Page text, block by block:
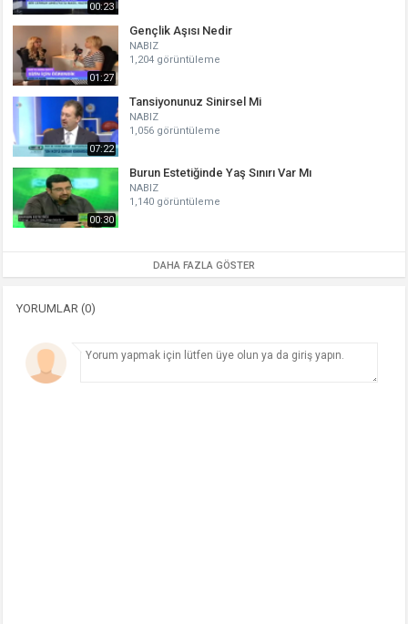
00:23
01:27
Gençlik Aşısı Nedir
NABIZ
1,204 görüntüleme
07:22
Tansiyonunuz Sinirsel Mi
NABIZ
1,056 görüntüleme
00:30
Burun Estetiğinde Yaş Sınırı Var Mı
NABIZ
1,140 görüntüleme
DAHA FAZLA GÖSTER
YORUMLAR (0)